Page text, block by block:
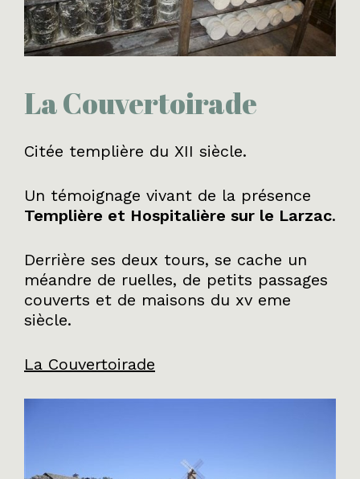
La Couvertoirade
Citée templière du XII siècle.
Un témoignage vivant de la présence
Templière et Hospitalière sur le Larzac.
Derrière ses deux tours, se cache un
méandre de ruelles, de petits passages
couverts et de maisons du xv eme
siècle.
La Couvertoirade